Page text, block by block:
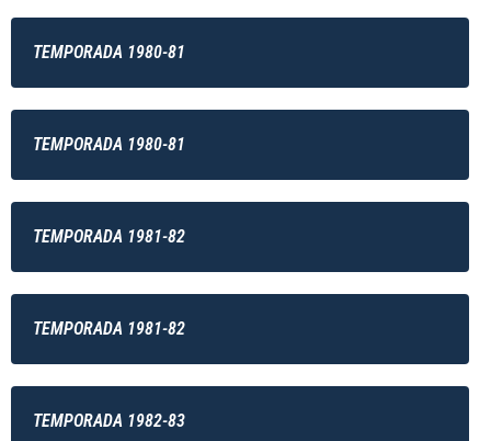
TEMPORADA 1980-81
TEMPORADA 1980-81
TEMPORADA 1981-82
TEMPORADA 1981-82
TEMPORADA 1982-83